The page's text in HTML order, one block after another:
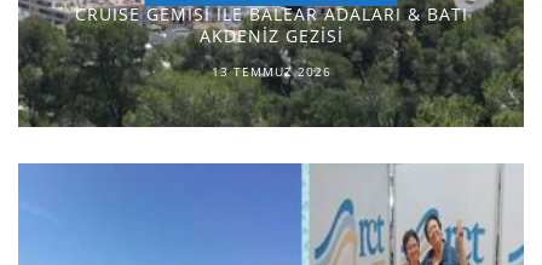
CRUISE GEMİSİ İLE BALEAR ADALARI & BATI
AKDENİZ GEZİSİ
13 TEMMUZ 2026